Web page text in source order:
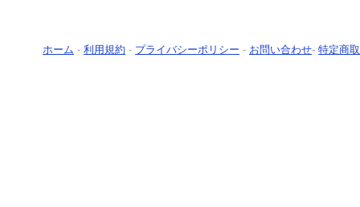
ホーム - 利用規約 - プライバシーポリシー - お問い合わせ- 特定商